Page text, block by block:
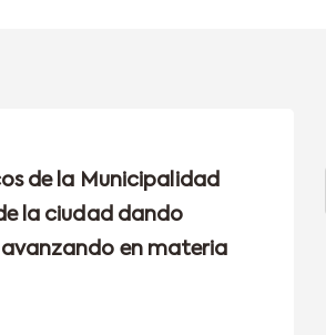
de la Municipalidad
la ciudad dando
avanzando en materia